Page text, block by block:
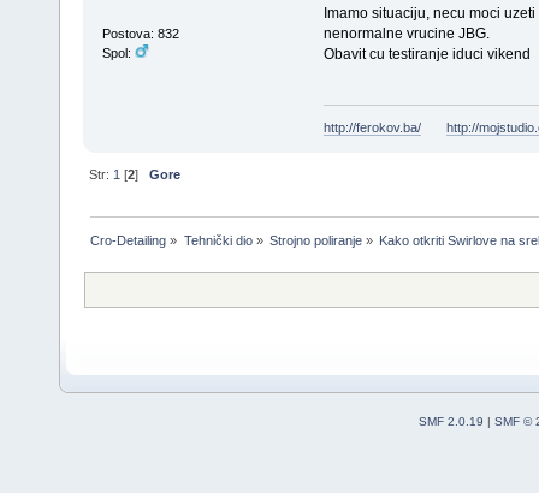
Postova: 832
Spol:
Imamo situaciju, necu moci
nenormalne vrucine JBG.
Obavit cu testiranje iduci vikend
http://ferokov.ba/ http://
Str: 1 [2]Gore
Cro-Detailing » Tehnički dio» Strojno poliranje» Kako otkriti Swirlove na
SMF 2.0.19 | SMF ©